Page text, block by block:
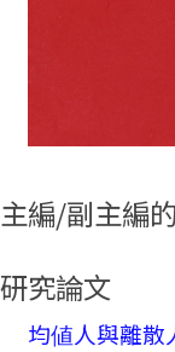
主編/副主編
研究論文
均値人與離散